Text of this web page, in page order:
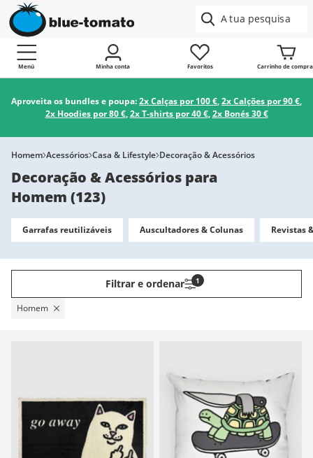
Menú Minha conta Favoritos Carrinho de
Aproveita os bundles e poupa:2x Calças por 100 €,2x Calções por 90 €,
2x Hoodies por 80 €,2x T-shirts por 40 €,2x Bonés 30 €
Homem Acessórios Casa & Lifestyle Decoração & Acessórios
Decoração & Acessórios para
Homem (123)
Garrafas reutilizáveis Auscultadores & Colunas Revistas
Filtrar e ordenar 1
Homem